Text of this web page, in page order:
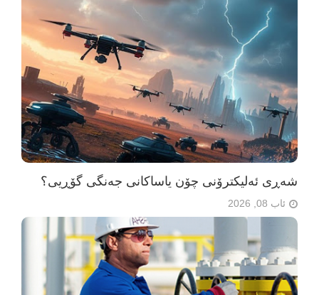
شەڕی ئەلیکترۆنی چۆن یاساکانی جەنگی گۆڕیی؟
ئاب 08, 2026